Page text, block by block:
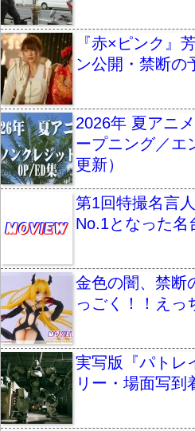
『赤×ピンク』
ン公開・禁断の
2026年 夏アニ
ープニング／エ
更新）
第1回特撮名言
No.1となった名
金色の闇、禁断
っごく！！えっ
実写版『パトレ
リー・場面写到